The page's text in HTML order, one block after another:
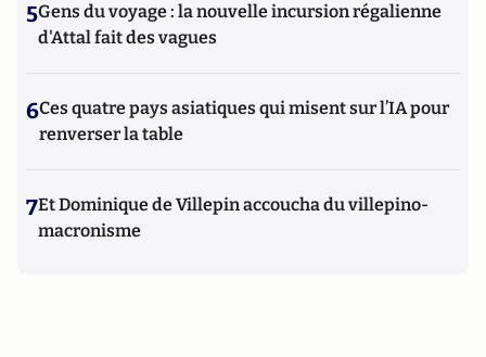
5Gens du voyage : la nouvelle incursion régalienne
d'Attal fait des vagues
6Ces quatre pays asiatiques qui misent sur l’IA pour
renverser la table
7Et Dominique de Villepin accoucha du villepino-
macronisme